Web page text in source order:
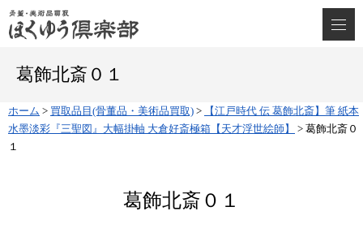
葛飾北斎０１
ホーム > 買取品目(骨董品・美術品買取) >
【江戸時代 伝 葛飾北斎】筆 紙本
水墨淡彩『三聖図』大幅掛軸 大倉好斎極箱【天才浮世絵師】
> 葛飾北斎０
１
葛飾北斎０１